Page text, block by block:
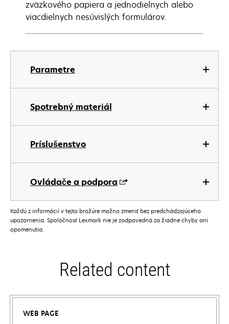
Parametre
Spotrebný materiál
Príslušenstvo
Ovládače a podpora
zväzkového papiera a jednodielnych alebo
viacdielnych nesúvislých formulárov.
Každú z informácií v tejto brožúre možno zmeniť bez predchádzajúceho
upozornenia. Spoločnosť Lexmark nie je zodpovedná za žiadne chyby ani
opomenutia.
Related content
WEB PAGE